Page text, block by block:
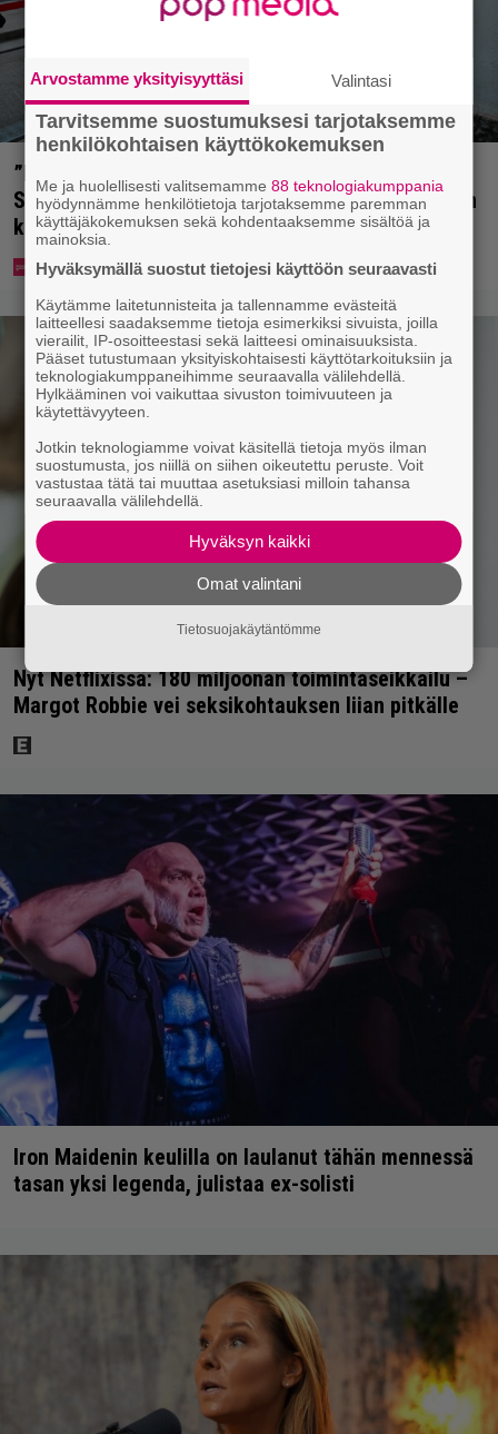
”Mitä isompi vehje, sen paremmin kulkee” –
Susanna Penttilä suuntasi Bangbussinsa Helsingin
keskustaan
Nyt Netflixissä: 180 miljoonan toimintaseikkailu –
Margot Robbie vei seksikohtauksen liian pitkälle
Iron Maidenin keulilla on laulanut tähän mennessä
tasan yksi legenda, julistaa ex-solisti
Arvostamme yksityisyyttäsi Valintasi
Tarvitsemme suostumuksesi tarjotaksemme
henkilökohtaisen käyttökokemuksen
Me ja huolellisesti valitsemamme88 teknologiakumppania
hyödynnämme henkilötietoja tarjotaksemme paremman
käyttäjäkokemuksen sekä kohdentaaksemme sisältöä ja
mainoksia.
Hyväksymällä suostut tietojesi käyttöön seuraavasti
Käytämme laitetunnisteita ja tallennamme evästeitä
laitteellesi saadaksemme tietoja esimerkiksi sivuista, joilla
vierailit, IP-osoitteestasi sekä laitteesi ominaisuuksista.
Pääset tutustumaan yksityiskohtaisesti käyttötarkoituksiin ja
teknologiakumppaneihimme seuraavalla välilehdellä.
Hylkääminen voi vaikuttaa sivuston toimivuuteen ja
käytettävyyteen.
Jotkin teknologiamme voivat käsitellä tietoja myös ilman
suostumusta, jos niillä on siihen oikeutettu peruste. Voit
vastustaa tätä tai muuttaa asetuksiasi milloin tahansa
seuraavalla välilehdellä.
Hyväksyn kaikki
Omat valintani
Tietosuojakäytäntömme